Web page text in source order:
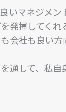
いマネジメ
発揮してく
会社も良い方
通して、私